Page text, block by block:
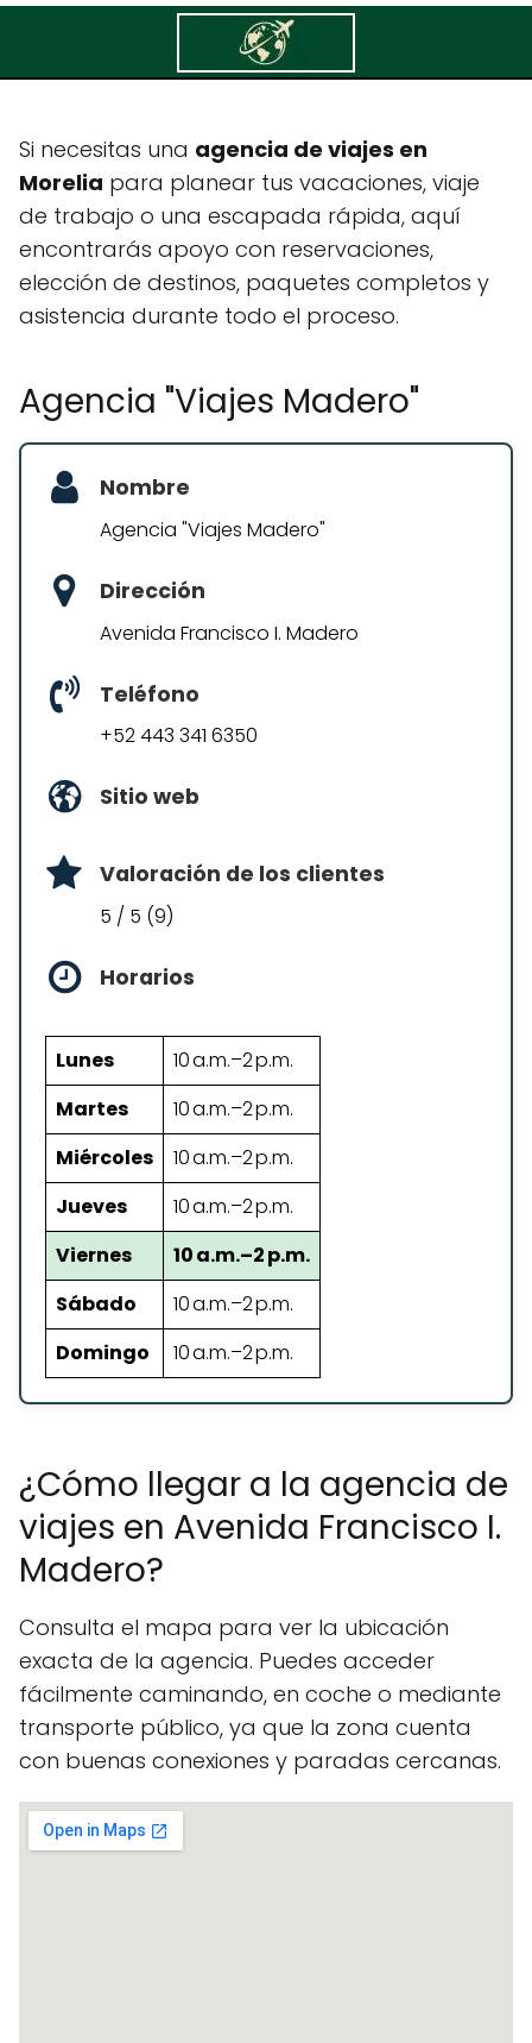
Agencia "Viajes Madero"
Si necesitas una agencia de viajes en
Morelia para planear tus vacaciones, viaje
de trabajo o una escapada rápida, aquí
encontrarás apoyo con reservaciones,
elección de destinos, paquetes completos y
asistencia durante todo el proceso.
Agencia "Viajes Madero"
Nombre
Agencia "Viajes Madero"
Dirección
Avenida Francisco I. Madero
Teléfono
+52 443 341 6350
Sitio web
Valoración de los clientes
5 / 5 (9)
Horarios
Lunes
10 a.m.–2 p.m.
Martes
10 a.m.–2 p.m.
Miércoles
10 a.m.–2 p.m.
Jueves
10 a.m.–2 p.m.
Viernes
10 a.m.–2 p.m.
Sábado
10 a.m.–2 p.m.
Domingo
10 a.m.–2 p.m.
¿Cómo llegar a la agencia de
viajes en Avenida Francisco I.
Madero?
Consulta el mapa para ver la ubicación
exacta de la agencia. Puedes acceder
fácilmente caminando, en coche o mediante
transporte público, ya que la zona cuenta
con buenas conexiones y paradas cercanas.